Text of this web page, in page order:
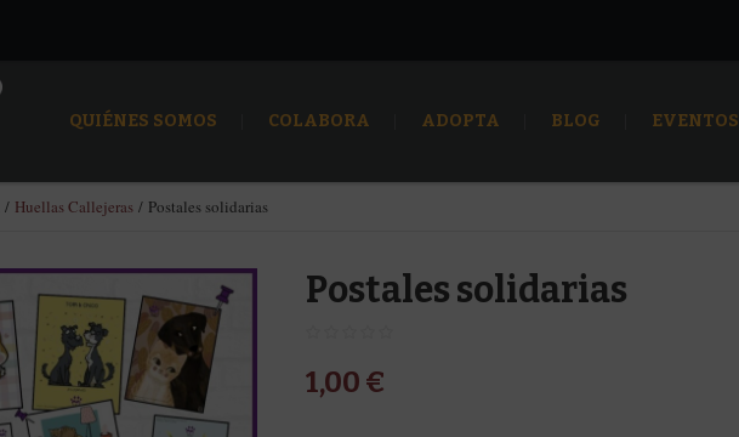
QUIÉNES SOMOS COLABORA ADOPTA BLOG EVENTOS
/ Huellas Callejeras / Postales solidarias
Postales solidarias
1,00 €